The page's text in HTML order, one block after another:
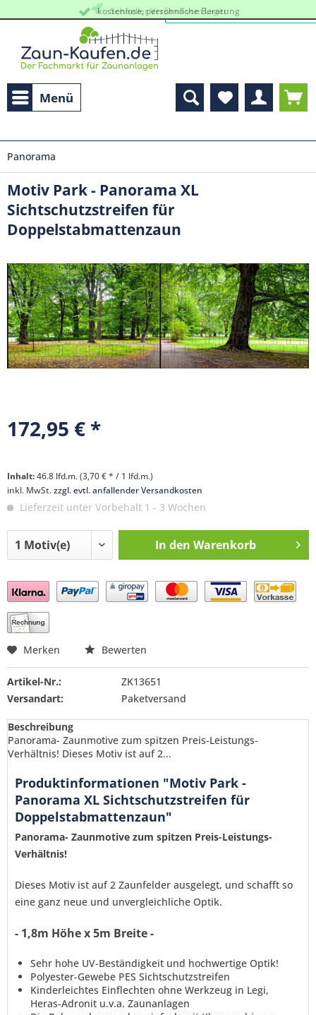
Schneller Versand vom Lager
kostenlose, persöhnliche Beratung
Menü
Panorama
Motiv Park - Panorama XL
Sichtschutzstreifen für
Doppelstabmattenzaun
172,95 € *
Inhalt:46.8 lfd.m. (3,70 € * / 1 lfd.m.)
inkl. MwSt.zzgl. evtl. anfallender Versandkosten
Lieferzeit unter Vorbehalt 1 - 3 Wochen
In den Warenkorb
Preis anfragen
verstanden und stimme zu. *
Mit * gekennzeichnete Felder sind Pflichtfelder.
Merken Bewerten
Artikel-Nr.:
ZK13651
Versandart:
Paketversand
Beschreibung
Panorama- Zaunmotive zum spitzen Preis-Leistungs-
Verhältnis! Dieses Motiv ist auf 2...
Produktinformationen "Motiv Park -
Panorama XL Sichtschutzstreifen für
Doppelstabmattenzaun"
Panorama- Zaunmotive zum spitzen Preis-Leistungs-
Verhältnis!
Dieses Motiv ist auf 2 Zaunfelder ausgelegt, und schafft so
eine ganz neue und unvergleichliche Optik.
- 1,8m Höhe x 5m Breite -
Sehr hohe UV-Beständigkeit und hochwertige Optik!
Polyester-Gewebe PES Sichtschutzstreifen
Kinderleichtes Einflechten ohne Werkzeug in Legi,
Heras-Adronit u.v.a. Zaunanlagen